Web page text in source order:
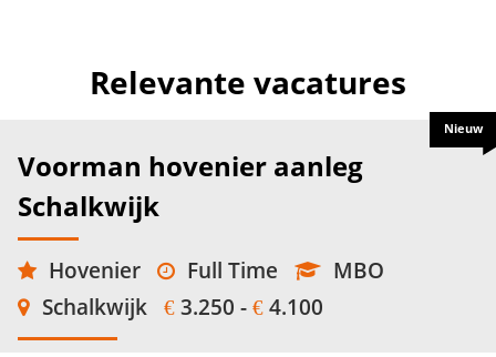
Relevante vacatures
Voorman hovenier aanleg
Schalkwijk
Hovenier Full Time
MBO
Schalkwijk
€ 3.250 - € 4.100
Nieuw